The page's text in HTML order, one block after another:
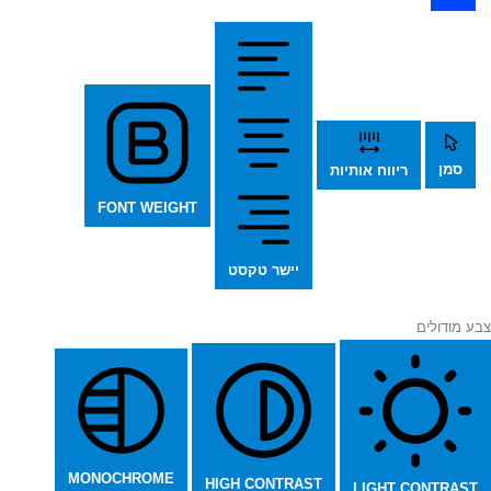
סמן ריווח אותיות
יישר טקסט
FONT WEIGHT
צבע מודולים
HIGH CONTRAST
MONOCHROME